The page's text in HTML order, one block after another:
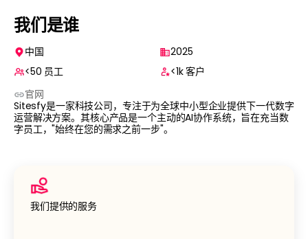
我们是谁
中国
2025
<50 员工 <1k客户
官⽹
Sitesfy是一家科技公司，专注于为全球中小型企业提供下一代数字
运营解决方案。其核心产品是一个主动的AI协作系统，旨在充当数
字员工，"始终在您的需求之前一步"。
我们提供的服务